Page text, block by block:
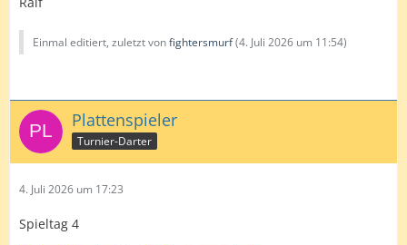
Einmal editiert, zuletzt vonfightersmurf(4. Juli 2026 um 11:54)
Plattenspieler
Turnier-Darter
4. Juli 2026 um 17:23
Spieltag 4